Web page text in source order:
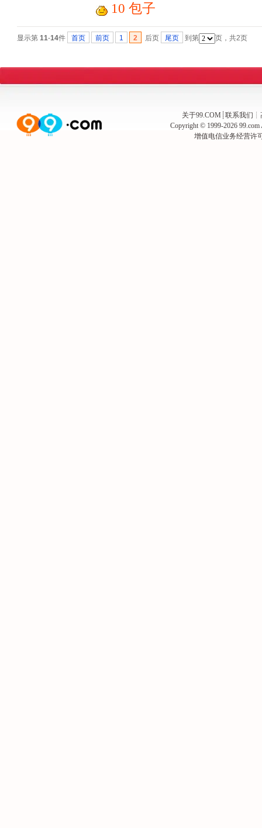
10 包子
显示第 11-14件 首页 前页 1 2 后页 尾页 到第 页，共2页
关于99.COM ┊ 联系我们 ┊
Copyright © 1999-2026 99.com
增值电信业务经营许